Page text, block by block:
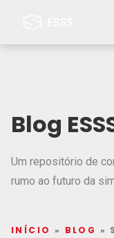
Blog
Um repositório de
rumo ao futuro da
INÍCIO » BLOG »